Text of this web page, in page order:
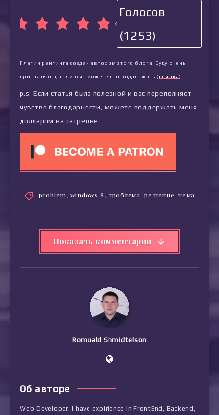
Голосов
(1253)
Плагин рейтинга создан автором этого блога. Буду очень
признателен, если вы сможете его поддержать (ссылка)
p.s. Если статья была полезной и вас переполняет
чувство благодарности, можете поддержать меня
долларом на патреоне
problem , windows 8, проблема ,решение , тема
Показать комментарии
Romuald Shmidtelson
Об авторе
Web Developer. I have expirience in FrontEnd, Backend,